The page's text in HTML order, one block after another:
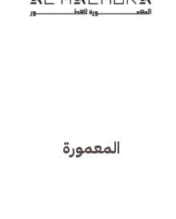
المعمورة